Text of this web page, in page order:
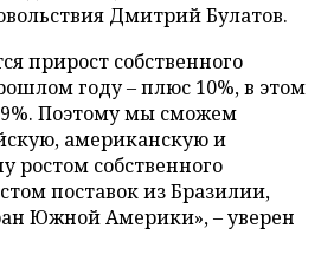
Дмитрий Булатов.
прирост собственного
году – плюс 10%, в этом
Поэтому мы сможем
американскую и
ростом собственного
поставок из Бразилии,
Южной Америки», – уверен